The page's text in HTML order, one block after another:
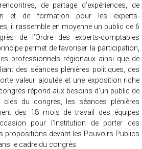
de partage d’expériences, de
et de formation pour les experts-
il rassemble en moyenne un public de 6
de l’Ordre des experts-comptables
permet defavoriser la participation,
professionnels régionaux ainsi que de
des séances plénières politiques, des
valeur ajoutée et une exposition riche
répond aux besoins d’un public de
clés du congrès, les séances plénières
des 18 mois detravail des équipes
pour l’Institution de porter des
propositions devant les Pouvoirs Publics
le cadre du congrès.